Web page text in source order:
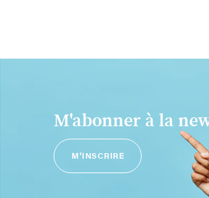
M'abonner à la
M'INSCRIRE